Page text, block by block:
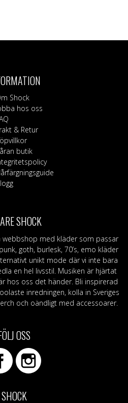
Shock
hos oss
& Retur
butik
SHOCK
med kläder som passar
goth, burlesk, 70’s, emo kläder
unikt mode där vi inte bara
en hel livsstil. Musiken är hjärtat
hos oss det händer. Bli inspirerad
inredningen, kolla in Sveriges
och oändligt med accessoarer.
OSS
SHOCK